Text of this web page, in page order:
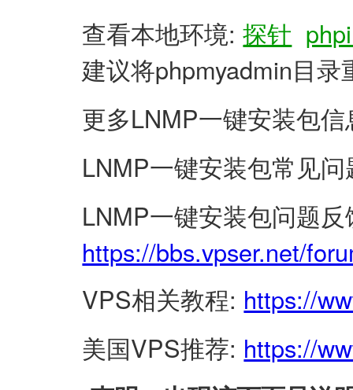
查看本地环境:探针
建议将phpmyadmin目
更多LNMP一键安装包
LNMP一键安装包常见
LNMP一键安装包问题
https://bbs.vpser.net/
VPS相关教程: https://
美国VPS推荐: https://